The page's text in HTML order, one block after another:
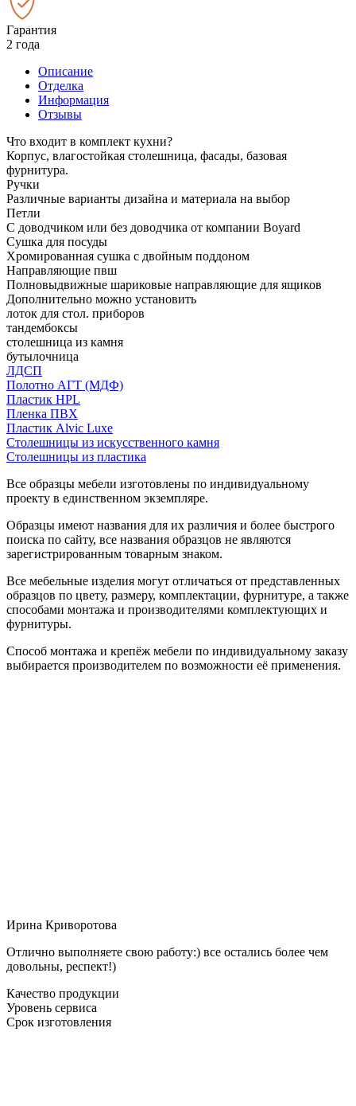
Гарантия
2 года
Описание
Отделка
Информация
Отзывы
Что входит в комплект кухни?
Корпус, влагостойкая столешница, фасады, базовая
фурнитура.
Ручки
Различные варианты дизайна и материала на выбор
Петли
С доводчиком или без доводчика от компании Boyard
Сушка для посуды
Хромированная сушка с двойным поддоном
Направляющие пвш
Полновыдвижные шариковые направляющие для ящиков
Дополнительно можно установить
лоток для стол. приборов
тандембоксы
столешница из камня
бутылочница
ЛДСП
Полотно АГТ (МДФ)
Пластик HPL
Пленка ПВХ
Пластик Alvic Luxe
Столешницы из искусственного камня
Столешницы из пластика
Все образцы мебели изготовлены по индивидуальному
проекту в единственном экземпляре.
Образцы имеют названия для их различия и более быстрого
поиска по сайту, все названия образцов не являются
зарегистрированным товарным знаком.
Все мебельные изделия могут отличаться от представленных
образцов по цвету, размеру, комплектации, фурнитуре, а также
способами монтажа и производителями комплектующих и
фурнитуры.
Способ монтажа и крепёж мебели по индивидуальному заказу
выбирается производителем по возможности её применения.
Ирина Криворотова
Отлично выполняете свою работу:) все остались более чем
довольны, респект!)
Качество продукции
Уровень сервиса
Срок изготовления